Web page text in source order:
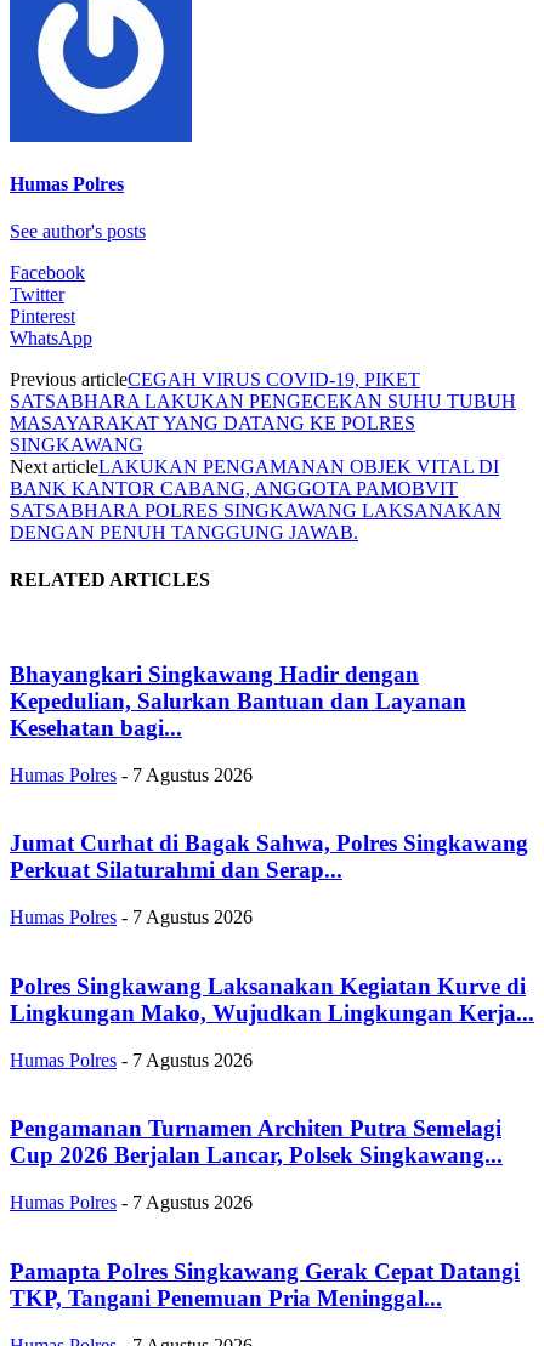
Humas Polres
See author's posts
Facebook
Twitter
Pinterest
WhatsApp
Previous articleCEGAH VIRUS COVID-19, PIKET
SATSABHARA LAKUKAN PENGECEKAN SUHU TUBUH
MASAYARAKAT YANG DATANG KE POLRES
SINGKAWANG
Next articleLAKUKAN PENGAMANAN OBJEK VITAL DI
BANK KANTOR CABANG, ANGGOTA PAMOBVIT
SATSABHARA POLRES SINGKAWANG LAKSANAKAN
DENGAN PENUH TANGGUNG JAWAB.
RELATED ARTICLES
Bhayangkari Singkawang Hadir dengan
Kepedulian, Salurkan Bantuan dan Layanan
Kesehatan bagi...
Humas Polres - 7 Agustus 2026
Jumat Curhat di Bagak Sahwa, Polres Singkawang
Perkuat Silaturahmi dan Serap...
Humas Polres - 7 Agustus 2026
Polres Singkawang Laksanakan Kegiatan Kurve di
Lingkungan Mako, Wujudkan Lingkungan Kerja...
Humas Polres - 7 Agustus 2026
Pengamanan Turnamen Architen Putra Semelagi
Cup 2026 Berjalan Lancar, Polsek Singkawang...
Humas Polres - 7 Agustus 2026
Pamapta Polres Singkawang Gerak Cepat Datangi
TKP, Tangani Penemuan Pria Meninggal...